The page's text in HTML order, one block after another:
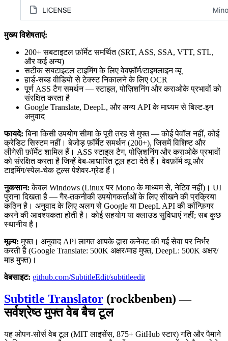
मुख्य विशेषताएं:
200+ सबटाइटल फ़ॉर्मेट समर्थित (SRT, ASS, SSA, VTT, STL,
और कई अन्य)
सटीक सबटाइटल टाइमिंग के लिए वेवफ़ॉर्म/टाइमलाइन व्यू
हार्ड-सब्ड वीडियो से टेक्स्ट निकालने के लिए OCR
पूर्ण ASS टैग समर्थन — स्टाइल, पोज़िशनिंग और कराओके प्रभावों को
संरक्षित करता है
Google Translate, DeepL, और अन्य API के माध्यम से बिल्ट-इन
अनुवाद
फायदे: बिना किसी उपयोग सीमा के पूरी तरह से मुफ्त — कोई पेवॉल नहीं, कोई
क्रेडिट सिस्टम नहीं। बेजोड़ फ़ॉर्मेट समर्थन (200+), जिसमें विशिष्ट और
लीगेसी फ़ॉर्मेट शामिल हैं। ASS स्टाइल टैग, पोज़िशनिंग और कराओके प्रभावों
को संरक्षित करता है जिन्हें वेब-आधारित टूल हटा देते हैं। वेवफ़ॉर्म व्यू और
टाइमिंग/स्पेल-चेक टूल्स पेशेवर-ग्रेड हैं।
नुकसान: केवल Windows (Linux पर Mono के माध्यम से, नेटिव नहीं)। UI
पुराना दिखता है — गैर-तकनीकी उपयोगकर्ताओं के लिए सीखने की प्रक्रिया
कठिन है। अनुवाद के लिए अलग से Google या DeepL API की कॉन्फ़िगर
करने की आवश्यकता होती है। कोई सहयोग या क्लाउड सुविधाएं नहीं; सब कुछ
स्थानीय है।
मूल्य: मुफ्त। अनुवाद API लागत आपके द्वारा कनेक्ट की गई सेवा पर निर्भर
करती है (Google Translate: 500K अक्षर/माह मुफ्त, DeepL: 500K अक्षर/
माह मुफ्त)।
वेबसाइट: github.com/SubtitleEdit/subtitleedit
Subtitle Translator (rockbenben) —
सर्वश्रेष्ठ मुफ्त वेब बैच टूल
यह ओपन-सोर्स वेब टूल (MIT लाइसेंस, 875+ GitHub स्टार) गति और पैमाने